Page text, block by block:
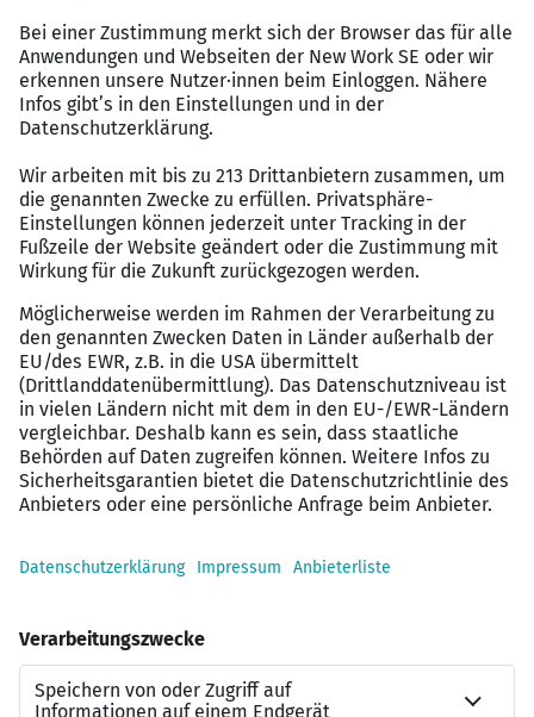
Individuelle Weiterbildung:
Dich erwarten
Coachings mit absoluten Sales-Experten, um dich
dabei zu unterstützen, die beste Version deiner
Selbst zu werden.
wir bereits über900 Bewertungenmit einer
durchschnittlichen Bewertung von 4,9 von 5
Sternen erhalten.
wächst so schnell wie der Gesundheitsmarkt. Wir
bedienen einestarke Nachfrageaus einer
kaufkräftigen Zielgruppe – darunter Ärzte,
Therapeuten, Heilpraktiker und Coaches.
Hoher Customer-Lifetime-Value:Dank
aufeinanderaufbauender Angeboteund einer
hohen Retention-Rateentsteht einkonstantes
profitierst.
State of the Art Prozesse:
Prozesse, erprobte Skripte und ein täglicher
Austauschim Team, damit du das beste Setup für